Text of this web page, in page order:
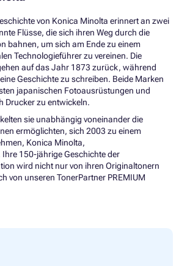
von Konica Minolta erinnert an zwei
Flüsse, die sich ihren Weg durch die
bahnen, um sich am Ende zu einem
Technologieführer zu vereinen. Die
auf das Jahr 1873 zurück, während
Geschichte zu schreiben. Beide Marken
japanischen Fotoausrüstungen und
Drucker zu entwickeln.
sie unabhängig voneinander die
ermöglichten, sich 2003 zu einem
Konica Minolta,
150-jährige Geschichte der
wird nicht nur von ihren Originaltonern
von unseren TonerPartner PREMIUM